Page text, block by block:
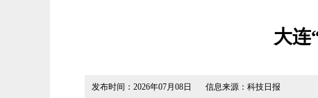
大连
发布时间：2026年07月08日 信息来源：科技日报